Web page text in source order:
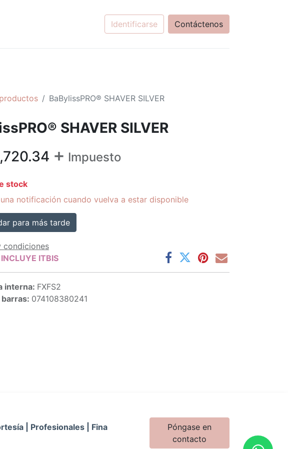
Identificarse Contáctenos
BaBylissPRO® SHAVER SILVER
SHAVER SILVER
+ Impuesto
stock
notificación cuando vuelva a estar disponible
para más tarde
condiciones
ITBIS
interna: FXFS2
074108380241
| Profesionales | Fina
Póngase en
contacto